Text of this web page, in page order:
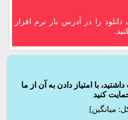
را در آدرس بار نرم افزار
با امتیاز دادن به آن از ما